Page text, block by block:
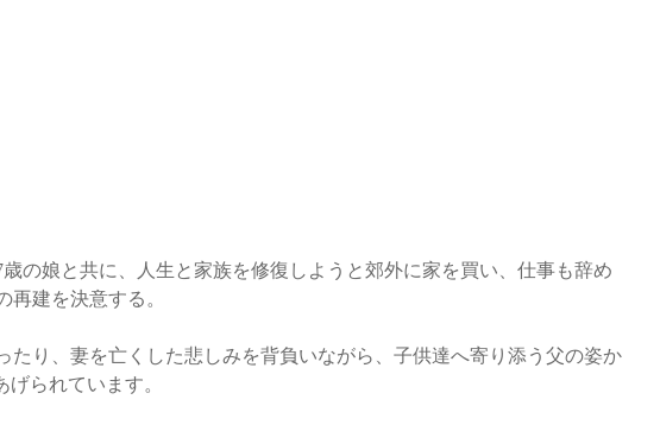
の娘と共に、人生と家族を修復しようと郊外に家を買い、仕事も辞め
建を決意する。
り、妻を亡くした悲しみを背負いながら、子供達へ寄り添う父の姿か
られています。